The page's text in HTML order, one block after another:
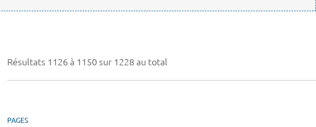
Résultats 1126 à 1150 sur 1228 au total
PAGES